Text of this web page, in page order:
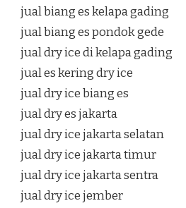
jual biang es kelapa gading
jual biang es pondok gede
jual dry ice di kelapa gading
jual es kering dry ice
jual dry ice biang es
jual dry es jakarta
jual dry ice jakarta selatan
jual dry ice jakarta timur
jual dry ice jakarta sentra
jual dry ice jember